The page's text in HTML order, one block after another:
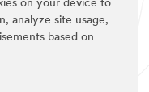
on your device to
analyze site usage,
based on